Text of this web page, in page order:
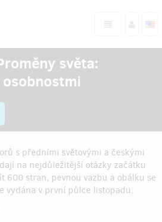
světa:
s předními světovými a českými
na nejdůležitější otázky začátku
600 stran, pevnou vazbu a obálku se
vydána v první půlce listopadu.